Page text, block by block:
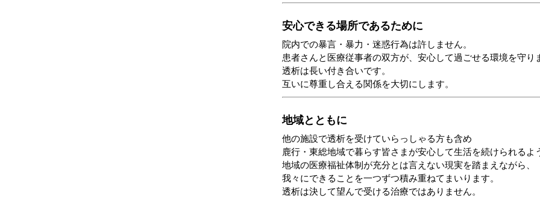
安心できる場所であるために
院内での暴言・暴力・迷惑行為は許しません。
患者さんと医療従事者の双方が、安心して過ごせる環境を守り
透析は長い付き合いです。
互いに尊重し合える関係を大切にします。
地域とともに
他の施設で透析を受けていらっしゃる方も含め
鹿行・東総地域で暮らす皆さまが安心して生活を続けられるよ
地域の医療福祉体制が充分とは言えない現実を踏まえながら、
我々にできることを一つずつ積み重ねてまいります。
透析は決して望んで受ける治療ではありません。